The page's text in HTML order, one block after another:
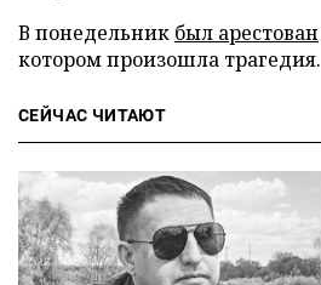
В понедельник был арестован
котором произошла трагедия.
СЕЙЧАС ЧИТАЮТ